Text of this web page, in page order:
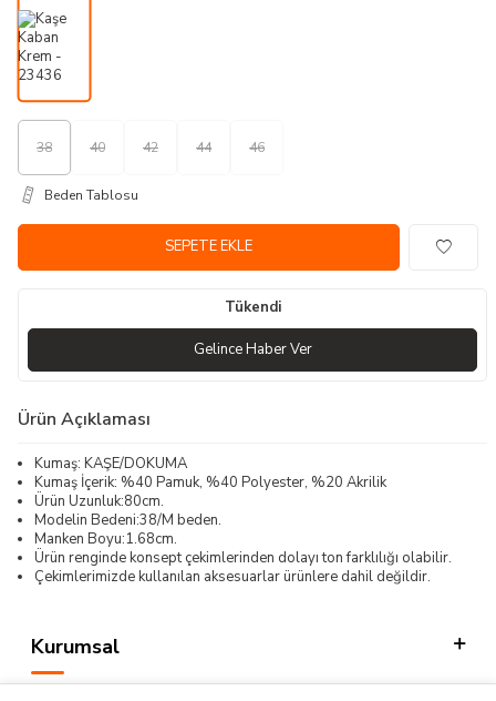
38 40 42 44 46
Beden Tablosu
SEPETE EKLE
Tükendi
Gelince Haber Ver
Ürün Açıklaması
Kumaş: KAŞE/DOKUMA
Kumaş İçerik: %40 Pamuk, %40 Polyester, %20 Akrilik
Ürün Uzunluk:80cm.
Modelin Bedeni:38/M beden.
Manken Boyu:1.68cm.
Ürün renginde konsept çekimlerinden dolayı ton farklılığı olabilir.
Çekimlerimizde kullanılan aksesuarlar ürünlere dahil değildir.
Kurumsal